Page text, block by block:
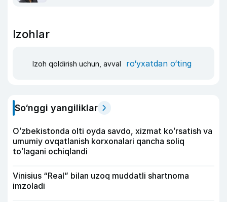
Izohlar
Izoh qoldirish uchun, avval ro‘yxatdan o‘ting
So‘nggi yangiliklar
Oʻzbekistonda olti oyda savdo, xizmat koʻrsatish va
umumiy ovqatlanish korxonalari qancha soliq
toʻlagani ochiqlandi
Vinisius “Real” bilan uzoq muddatli shartnoma
imzoladi